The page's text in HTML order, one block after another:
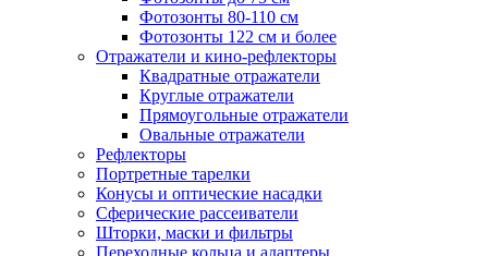
Фотозонты 80-110 см
Фотозонты 122 см и более
Отражатели и кино-рефлекторы
Квадратные отражатели
Круглые отражатели
Прямоугольные отражатели
Овальные отражатели
Рефлекторы
Портретные тарелки
Конусы и оптические насадки
Сферические рассеиватели
Шторки, маски и фильтры
Переходные кольца и адаптеры